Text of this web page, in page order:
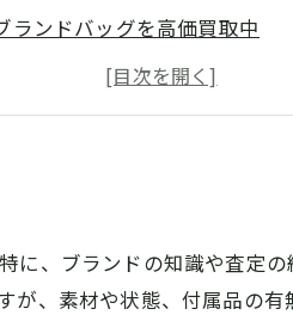
ランドバッグを高価買取中
上の価格で買取！
買取のプロが査定！
に、ブランドの知識や査定
が、素材や状態、付属品の